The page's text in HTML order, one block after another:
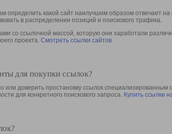
определить какой сайт наилучшим образом отвечает
в раcпределении позиций и поискового трафика.
со ссылочной массой, которую они заработали
проекта. Смотреть ссылки сайтов
для покупки ссылок?
или доверить простановку ссылок
для конкретного поискового запроса. Купить ссылки